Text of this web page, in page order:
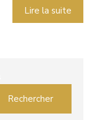
Lire la suite
Rechercher